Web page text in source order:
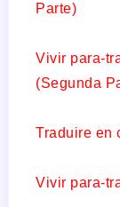
Parte)
Vivir para-
(Segunda
Traduire en
Vivir para-